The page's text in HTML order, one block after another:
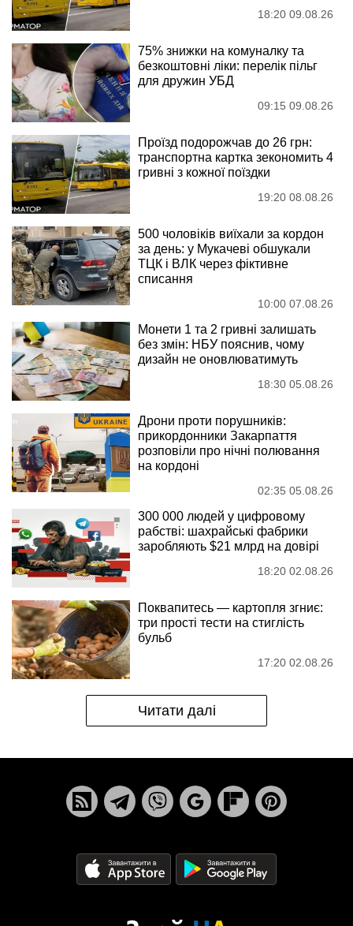
18:20 09.08.26
75% знижки на комуналку та
безкоштовні ліки: перелік пільг
для дружин УБД
09:15 09.08.26
Проїзд подорожчав до 26 грн:
транспортна картка зекономить 4
гривні з кожної поїздки
19:20 08.08.26
500 чоловіків виїхали за кордон
за день: у Мукачеві обшукали
ТЦК і ВЛК через фіктивне
списання
10:00 07.08.26
Монети 1 та 2 гривні залишать
без змін: НБУ пояснив, чому
дизайн не оновлюватимуть
18:30 05.08.26
Дрони проти порушників:
прикордонники Закарпаття
розповіли про нічні полювання
на кордоні
02:35 05.08.26
300 000 людей у цифровому
рабстві: шахрайські фабрики
заробляють $21 млрд на довірі
18:20 02.08.26
Поквапитесь — картопля згниє:
три прості тести на стиглість
бульб
17:20 02.08.26
Читати далі